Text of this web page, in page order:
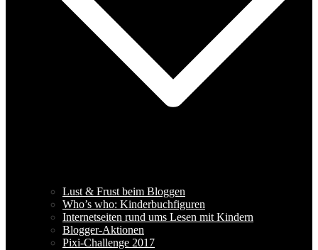
Lust & Frust beim Bloggen
Who’s who: Kinderbuchfiguren
Internetseiten rund ums Lesen mit Kindern
Blogger-Aktionen
Pixi-Challenge 2017